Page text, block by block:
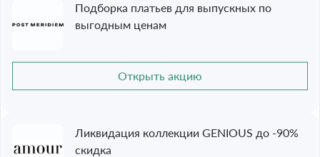
Подборка платьев для выпускных по
выгодным ценам
Открыть акцию
Ликвидация коллекции GENIOUS до -90%
скидка